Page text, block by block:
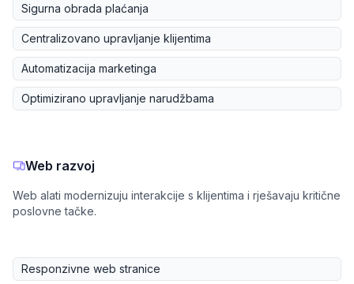
Sigurna obrada plaćanja
Centralizovano upravljanje klijentima
Automatizacija marketinga
Optimizirano upravljanje narudžbama
Web razvoj
Web alati modernizuju interakcije s klijentima i rješavaju kritične
poslovne tačke.
Responzivne web stranice